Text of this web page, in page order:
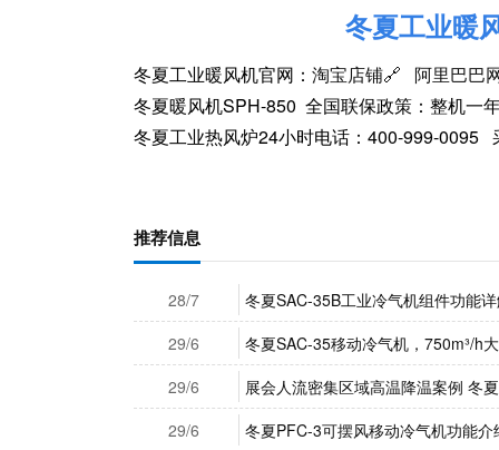
冬夏工业暖
冬夏工业暖风机官网： 淘宝店铺🔗
阿里巴巴
冬夏暖风机SPH-850 全国联保政策：整机一
冬夏工业热风炉24小时电话：400-999-
推荐信息
28/7
冬夏SAC-35B工业冷气机组件功能
29/6
冬夏SAC-35移动冷气机，750m³/h
29/6
展会人流密集区域高温降温案例 冬
29/6
冬夏PFC-3可摆风移动冷气机功能介